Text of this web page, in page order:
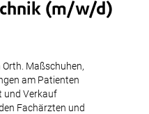
(m/w/d)
Maßschuhen,
am Patienten
und Verkauf
Fachärzten und